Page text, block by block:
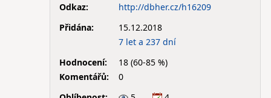
Odkaz:
http://dbher.cz/h16209
Přidána:
15.12.2018
7 let a 237 dní
Hodnocení:
18 (60-85 %)
Komentářů:
0